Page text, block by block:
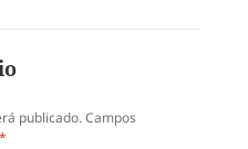
publicado.Campos
*